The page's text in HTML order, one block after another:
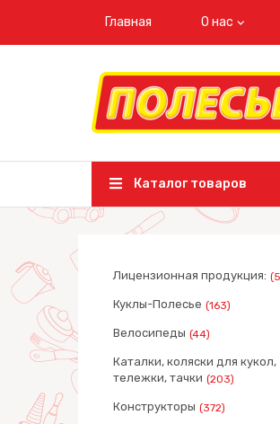
Главная О нас
Каталог товаров
Лицензионная продукция:
Куклы-Полесье (163)
Велосипеды (44)
Каталки, коляски для кукол,
тележки, тачки (203)
Конструкторы (372)